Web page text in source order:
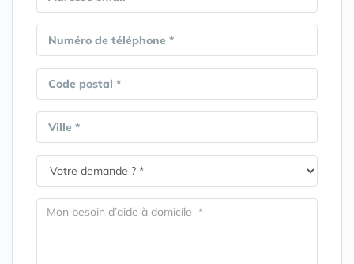
Numéro de téléphone *
Code postal *
Ville *